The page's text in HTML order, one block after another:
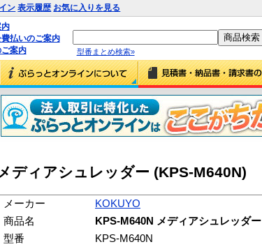
ン 表示履歴 お気に入りを見る
払いのご案内
案内
型番まとめ検索»
ディアシュレッダー (KPS-M640N)
メーカー
KOKUYO
商品名
KPS-M640N メディアシュレッダー
型番
KPS-M640N